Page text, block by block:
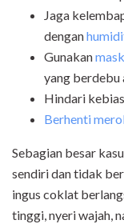
Jaga
dengan
Gunakan
yang berdebu
Hindari
Berhenti
Sebagian besar
sendiri dan tidak
ingus coklat
tinggi, nyeri wajah,